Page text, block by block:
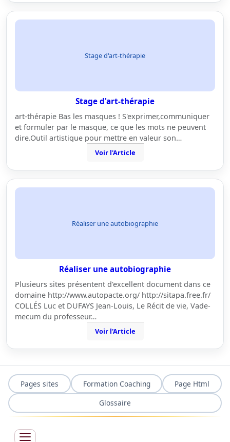
Stage d'art-thérapie
Stage d'art-thérapie
art-thérapie Bas les masques ! S'exprimer,communiquer
et formuler par le masque, ce que les mots ne peuvent
dire.Outil artistique pour mettre en valeur son…
Voir l'Article
Réaliser une autobiographie
Réaliser une autobiographie
Plusieurs sites présentent d'excellent document dans ce
domaine http://www.autopacte.org/ http://sitapa.free.fr/
COLLÉS Luc et DUFAYS Jean-Louis, Le Récit de vie, Vade-
mecum du professeur…
Voir l'Article
Pages sites Formation Coaching
Page Html
Glossaire